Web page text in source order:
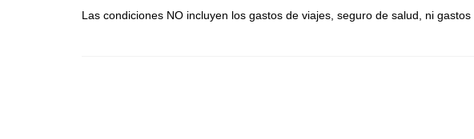
Las condiciones NO incluyen los gastos de viajes, seguro de salud, ni